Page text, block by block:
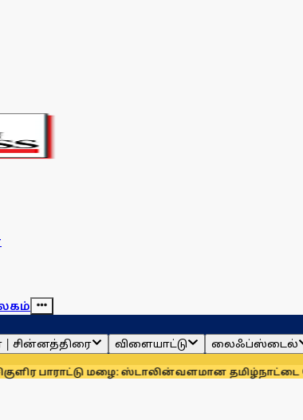
| சின்னத்திரை விளையாட்டு லைஃப்ஸ்டைல்
ஸ்டாலின்வளமான தமிழ்நாட்டை நோக்கிய நமது